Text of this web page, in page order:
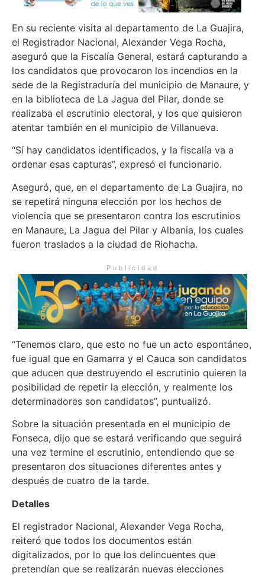
En su reciente visita al departamento de La Guajira,
el Registrador Nacional, Alexander Vega Rocha,
aseguró que la Fiscalía General, estará capturando a
los candidatos que provocaron los incendios en la
sede de la Registraduría del municipio de Manaure, y
en la biblioteca de La Jagua del Pilar, donde se
realizaba el escrutinio electoral, y los que quisieron
atentar también en el municipio de Villanueva.
“Sí hay candidatos identificados, y la fiscalía va a
ordenar esas capturas”, expresó el funcionario.
Aseguró, que, en el departamento de La Guajira, no
se repetirá ninguna elección por los hechos de
violencia que se presentaron contra los escrutinios
en Manaure, La Jagua del Pilar y Albania, los cuales
fueron traslados a la ciudad de Riohacha.
Publicidad
“Tenemos claro, que esto no fue un acto espontáneo,
fue igual que en Gamarra y el Cauca son candidatos
que aducen que destruyendo el escrutinio quieren la
posibilidad de repetir la elección, y realmente los
determinadores son candidatos”, puntualizó.
Sobre la situación presentada en el municipio de
Fonseca, dijo que se estará verificando que seguirá
una vez termine el escrutinio, entendiendo que se
presentaron dos situaciones diferentes antes y
después de cuatro de la tarde.
Detalles
El registrador Nacional, Alexander Vega Rocha,
reiteró que todos los documentos están
digitalizados, por lo que los delincuentes que
pretendían que se realizarán nuevas elecciones